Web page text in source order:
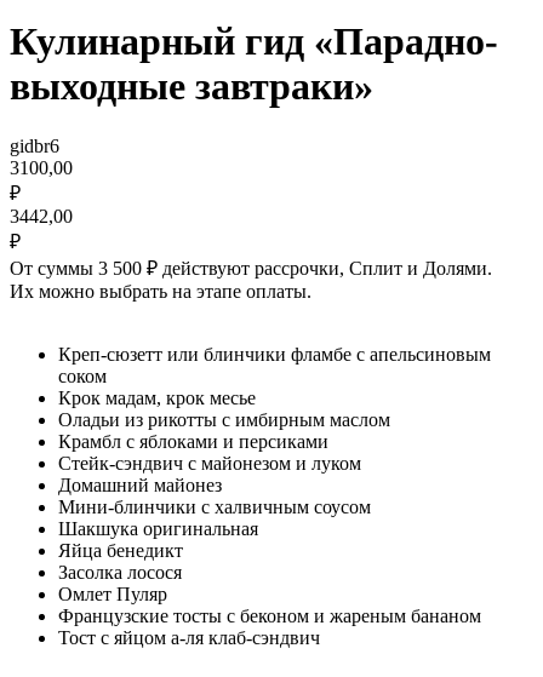
Кулинарный гид «Парадно-
выходные завтраки»
gidbr6
3100,00
₽
3442,00
₽
От суммы 3 500 ₽ действуют рассрочки, Сплит и Долями.
Их можно выбрать на этапе оплаты.
Креп-сюзетт или блинчики фламбе с апельсиновым
соком
Крок мадам, крок месье
Оладьи из рикотты с имбирным маслом
Крамбл с яблоками и персиками
Стейк-сэндвич с майонезом и луком
Домашний майонез
Мини-блинчики с халвичным соусом
Шакшука оригинальная
Яйца бенедикт
Засолка лосося
Омлет Пуляр
Французские тосты с беконом и жареным бананом
Тост с яйцом а-ля клаб-сэндвич